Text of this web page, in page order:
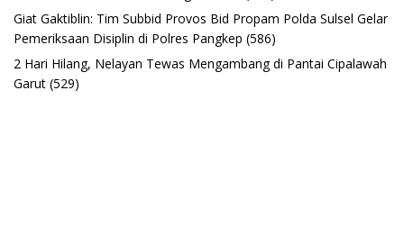
Giat Gaktiblin: Tim Subbid Provos Bid Propam Polda Sulsel Gelar
Pemeriksaan Disiplin di Polres Pangkep (586)
2 Hari Hilang, Nelayan Tewas Mengambang di Pantai Cipalawah
Garut (529)